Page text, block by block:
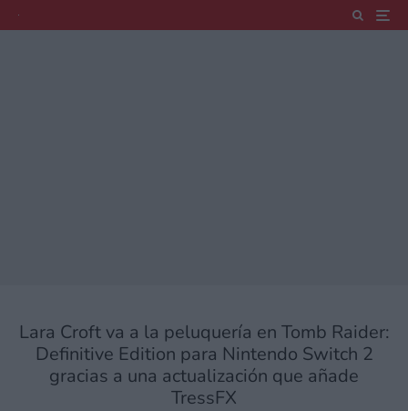
Lara Croft va a la peluquería en Tomb Raider:
Definitive Edition para Nintendo Switch 2
gracias a una actualización que añade
TressFX